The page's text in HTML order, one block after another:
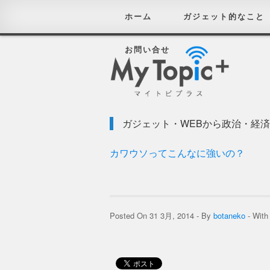
ホーム ガジェット的なこと
お問い合せ
ガジェット・WEBから政治・経
カワウソってこんなに強いの？
Posted On 31 3月, 2014 - By botaneko - With